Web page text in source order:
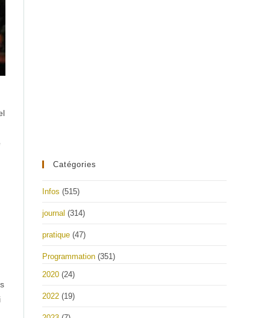
Catégories
Infos (515)
journal (314)
pratique (47)
Programmation (351)
2020 (24)
2022 (19)